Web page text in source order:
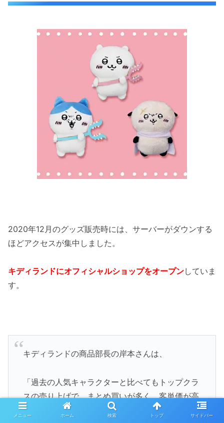
2020年12月のグッズ販売時には、サーバーがダウンする
ほどアクセスが集中しました。
キディランドにオフィシャルショップをオープンしていま
す。
キディランドの商品部長の岸本さんは、
「過去の人気キャラクターと比べてもトップクラ
スの売り上げで、まとめ買いが多く、客単価が高
い」とインタビューで話していました。
メニュー ホーム 検索 トップ サイドバー